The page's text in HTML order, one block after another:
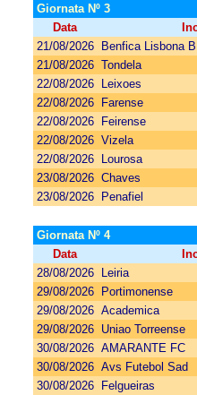
Giornata Nº 3
Data
21/08/2026
Benfica Lisbona B
21/08/2026 Tondela
22/08/2026
Leixoes
22/08/2026
Farense
22/08/2026
Feirense
22/08/2026 Vizela
22/08/2026
Lourosa
23/08/2026 Chaves
23/08/2026
Penafiel
Giornata Nº 4
Data
28/08/2026
Leiria
29/08/2026
Portimonense
29/08/2026 Academica
29/08/2026
Uniao Torreense
30/08/2026 AMARANTE FC
30/08/2026 Avs Futebol Sad
30/08/2026
Felgueiras